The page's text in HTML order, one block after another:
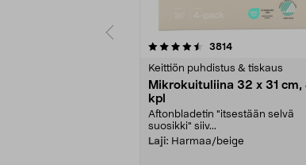
3814arvostelut
Keittiön puhdistus & tiskaus
Mikrokuituliina 32 x 31 cm,
kpl
Aftonbladetin "itsestään selvä
suosikki" siiv...
Laji: Harmaa/beige
4.5viidestä